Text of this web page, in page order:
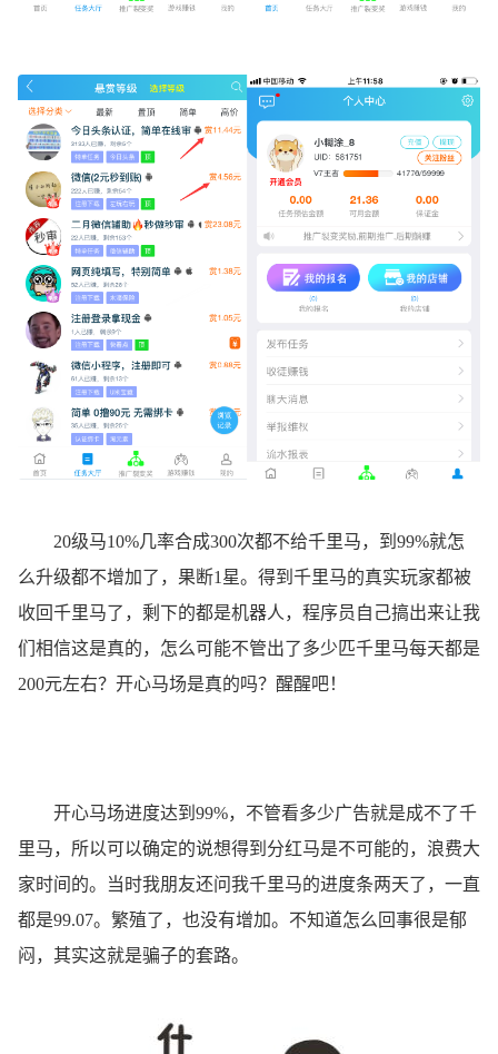
20级马10%几率合成300次都不给千里马，到99%就怎
么升级都不增加了，果断1星。得到千里马的真实玩家都被
收回千里马了，剩下的都是机器人，程序员自己搞出来让我
们相信这是真的，怎么可能不管出了多少匹千里马每天都是
200元左右？开心马场是真的吗？醒醒吧！
开心马场进度达到99%，不管看多少广告就是成不了千
里马，所以可以确定的说想得到分红马是不可能的，浪费大
家时间的。当时我朋友还问我千里马的进度条两天了，一直
都是99.07。繁殖了，也没有增加。不知道怎么回事很是郁
闷，其实这就是骗子的套路。